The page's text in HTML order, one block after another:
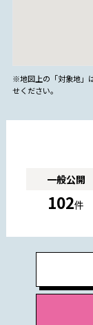
※地図上の「対象地」
せください。
一般公開
102件